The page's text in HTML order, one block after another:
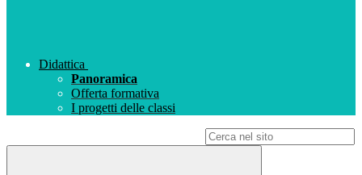
Didattica
Panoramica
Offerta formativa
I progetti delle classi